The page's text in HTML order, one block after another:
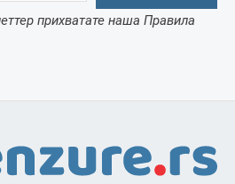
прихватате наша Правила